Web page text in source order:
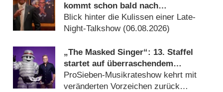
kommt schon bald nach
Deutschland
Blick hinter die Kulissen einer Late-
Night-Talkshow (06.08.2026)
„The Masked Singer“: 13. Staffel
startet auf überraschendem
Sendeplatz und viel früher als
zuletzt
ProSieben-Musikrateshow kehrt mit
veränderten Vorzeichen zurück